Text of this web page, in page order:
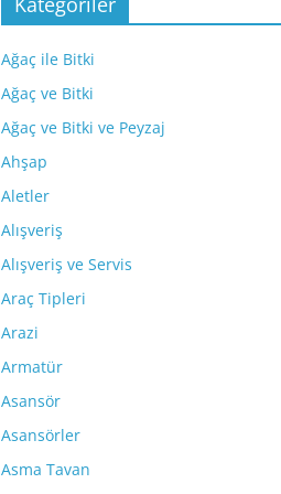
Ağaç ile Bitki
Ağaç ve Bitki
Ağaç ve Bitki ve Peyzaj
Ahşap
Aletler
Alışveriş
Alışveriş ve Servis
Araç Tipleri
Arazi
Armatür
Asansör
Asansörler
Asma Tavan